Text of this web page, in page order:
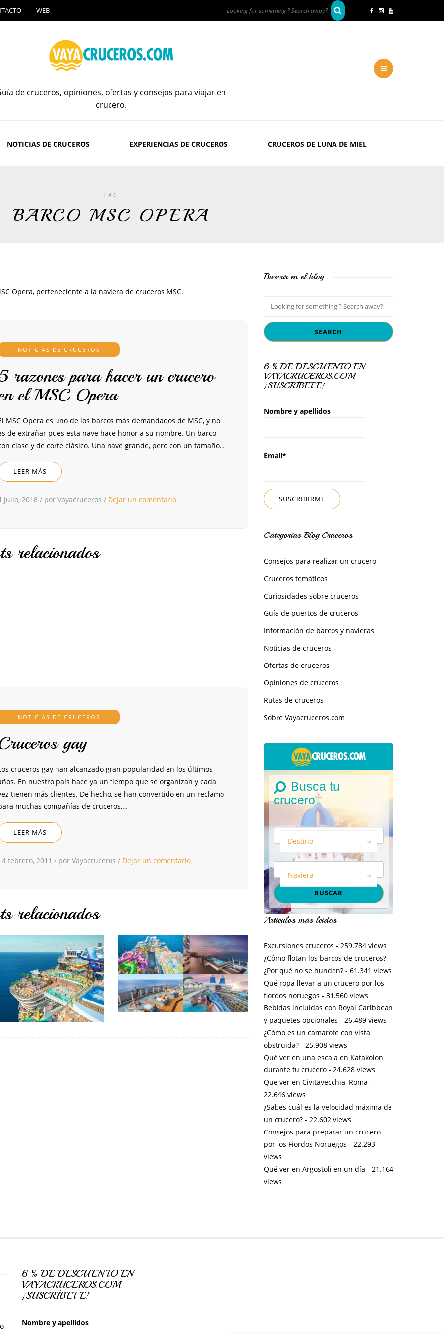
WEB
de cruceros, opiniones, ofertas y consejos para viajar en
crucero.
NOTICIAS DE CRUCEROS EXPERIENCIAS DE CRUCEROS CRUCEROS DE LUNA DE MIEL
TAG
BARCO MSC OPERA
Opera, perteneciente a la naviera de cruceros MSC.
NOTICIAS DE CRUCEROS
razones para hacer un crucero
el MSC Opera
MSC Opera es uno de los barcos más demandados de MSC, y no
de extrañar pues esta nave hace honor a su nombre. Un barco
clase y de corte clásico. Una nave grande, pero con un tamaño…
LEER MÁS
julio, 2018 / por Vayacruceros / Dejar un comentario
relacionados
NOTICIAS DE CRUCEROS
gay
cruceros gay han alcanzado gran popularidad en los últimos
En nuestro país hace ya un tiempo que se organizan y cada
tienen más clientes. De hecho, se han convertido en un reclamo
muchas compañías de cruceros,…
LEER MÁS
febrero, 2011 / por Vayacruceros / Dejar un comentario
relacionados
Buscar en el blog
6 % DE DESCUENTO EN
VAYACRUCEROS.COM
¡SUSCRÍBETE!
Nombre y apellidos
Email*
Categorías Blog Cruceros
Consejos para realizar un crucero
Cruceros temáticos
Curiosidades sobre cruceros
Guía de puertos de cruceros
Información de barcos y navieras
Noticias de cruceros
Ofertas de cruceros
Opiniones de cruceros
Rutas de cruceros
Sobre Vayacruceros.com
Busca tu
crucero
Destino
Naviera
Artículos más leídos
Excursiones cruceros - 259.784 views
¿Cómo flotan los barcos de cruceros?
¿Por qué no se hunden?- 61.341 views
Qué ropa llevar a un crucero por los
fiordos noruegos - 31.560 views
Bebidas incluidas con Royal Caribbean
y paquetes opcionales - 26.489 views
¿Cómo es un camarote con vista
obstruida?- 25.908 views
Qué ver en una escala en Katakolon
durante tu crucero- 24.628 views
Que ver en Civitavecchia, Roma -
22.646 views
¿Sabes cuál es la velocidad máxima de
un crucero?- 22.602 views
Consejos para preparar un crucero
por los Fiordos Noruegos - 22.293
views
Qué ver en Argostoli en un día - 21.164
views
6 % DE DESCUENTO EN
VAYACRUCEROS.COM
¡SUSCRÍBETE!
Nombre y apellidos